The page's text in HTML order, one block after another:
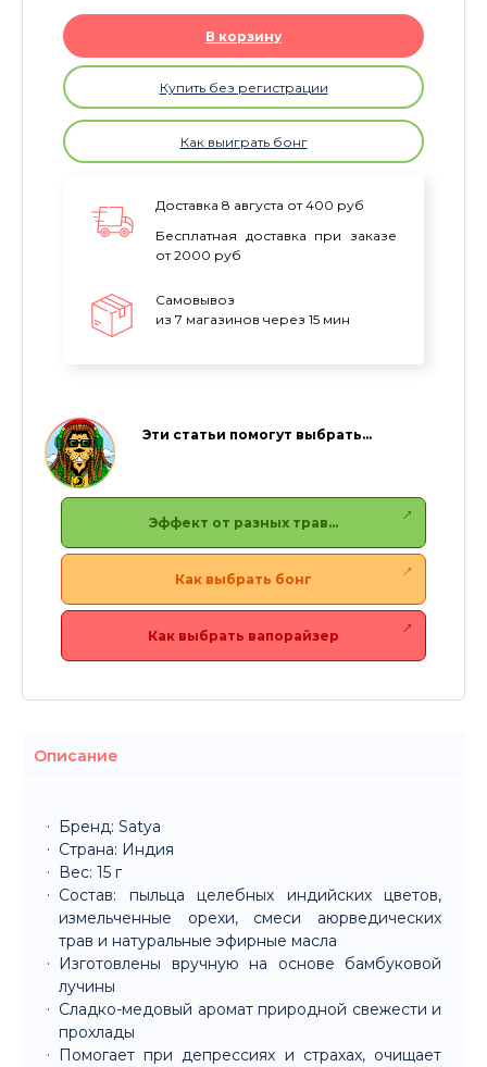
В корзину
Купить без регистрации
Как выиграть бонг
Доставка 8 августа от 400 руб
Бесплатная доставка при заказе
от 2000 руб
Самовывоз
из 7 магазинов через 15 мин
Эти статьи помогут выбрать…
Эффект от разных трав…
Как выбрать бонг
Как выбрать вапорайзер
Описание
Бренд: Satya
Страна: Индия
Вес: 15 г
Состав: пыльца целебных индийских цветов,
измельченные орехи, смеси аюрведических
трав и натуральные эфирные масла
Изготовлены вручную на основе бамбуковой
лучины
Сладко-медовый аромат природной свежести и
прохлады
Помогает при депрессиях и страхах, очищает